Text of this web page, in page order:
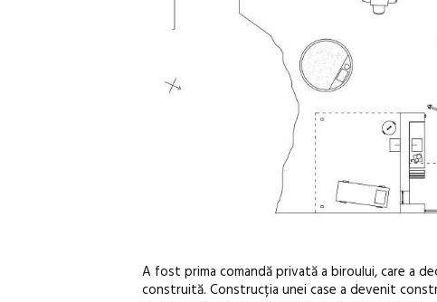
A fost prima comandă privată a biroului, care a
construită. Construcția unei case a devenit